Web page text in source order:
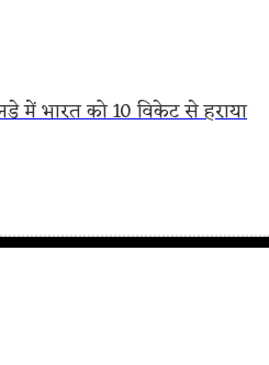
में भारत को 10 विकेट से हराया